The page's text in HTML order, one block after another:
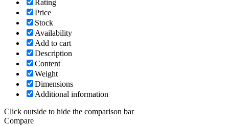
Rating
Price
Stock
Availability
Add to cart
Description
Content
Weight
Dimensions
Additional information
Click outside to hide the comparison bar
Compare